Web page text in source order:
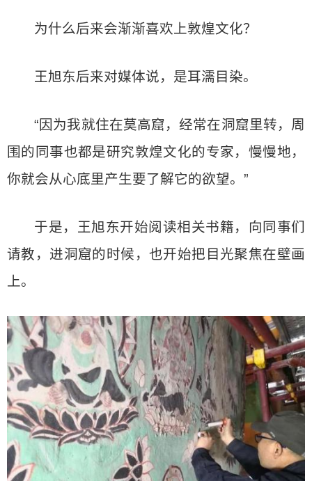
为什么后来会渐渐喜欢上敦煌文化？
王旭东后来对媒体说，是耳濡目染。
“因为我就住在莫高窟，经常在洞窟里转，周
围的同事也都是研究敦煌文化的专家，慢慢地，
你就会从心底里产生要了解它的欲望。”
于是，王旭东开始阅读相关书籍，向同事们
请教，进洞窟的时候，也开始把目光聚焦在壁画
上。